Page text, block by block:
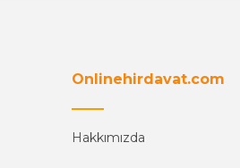
Onlinehirdavat.com
Hakkımızda